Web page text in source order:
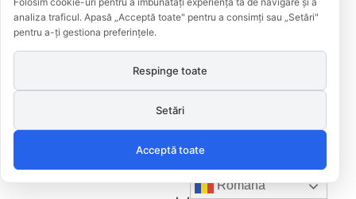
de educare si informare a
asigurarilor si pensiilor
private
Consumatorii au dreptul de
a fi informaţi în mod
corect, încă din faza pre-
contractuală, asupra
Română
analiza traficul. Apasă „Acceptă toate" pentru a consimți sau „Setări"
pentru a-ți gestiona preferințele.
Respinge toate
Setări
Acceptă toate